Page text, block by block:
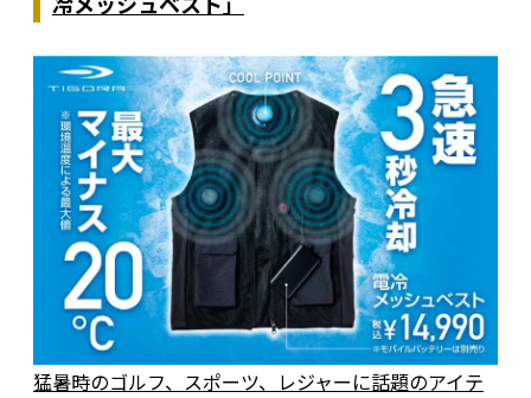
猛暑時のゴルフ、スポーツ、レジャーに話題のアイテ